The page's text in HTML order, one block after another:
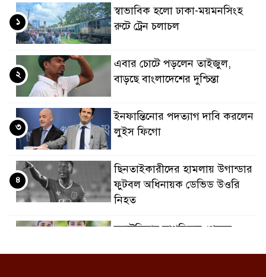
স্বাভাবিক হলো ঢাকা-ময়মনসিংহ
রুটে ট্রেন চলাচল
১
এবার চোটে পড়লেন তাইজুল,
বাড়ছে বাংলাদেশের দুশ্চিন্তা
২
ইনফান্তিনোর পদত্যাগ দাবি করলেন
লুইস ফিগো
৩
ছিনতাইকারীদের হামলায় উগান্ডার
ফুটবল অধিনায়ক ডেভিড উওরি
নিহত
৪
অস্ট্রেলিয়ার নাগরিকত্ব পেলেন